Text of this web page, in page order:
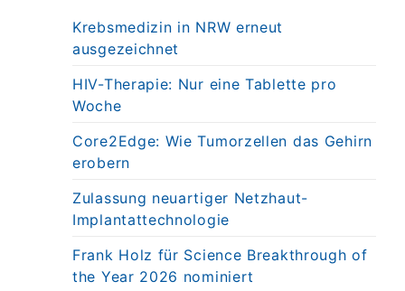
Krebsmedizin in NRW erneut
ausgezeichnet
HIV-Therapie: Nur eine Tablette pro
Woche
Core2Edge: Wie Tumorzellen das Gehirn
erobern
Zulassung neuartiger Netzhaut-
Implantattechnologie
Frank Holz für Science Breakthrough of
the Year 2026 nominiert